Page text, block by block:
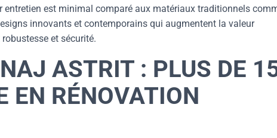
est minimal comparé aux matériaux traditionnels
innovants et contemporains qui augmentent la valeur
et sécurité.
ASTRIT : PLUS DE
EN RÉNOVATION